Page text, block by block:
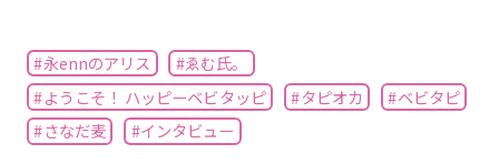
#永ennのアリス
#ゑむ氏。
#ようこそ！ ハッピーベビタッピ
#タピオカ
#ベビタピ
#さなだ麦
#インタビュー